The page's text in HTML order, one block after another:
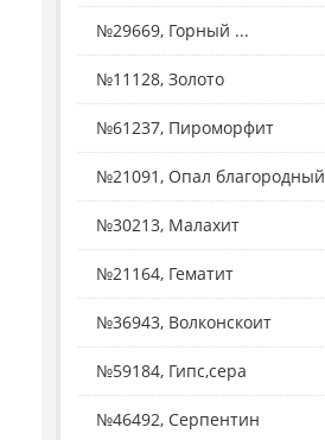
№29669, Горный ...
№11128, Золото
№61237, Пироморфит
№21091, Опал благородный
№30213, Малахит
№21164, Гематит
№36943, Волконскоит
№59184, Гипс,сера
№46492, Серпентин